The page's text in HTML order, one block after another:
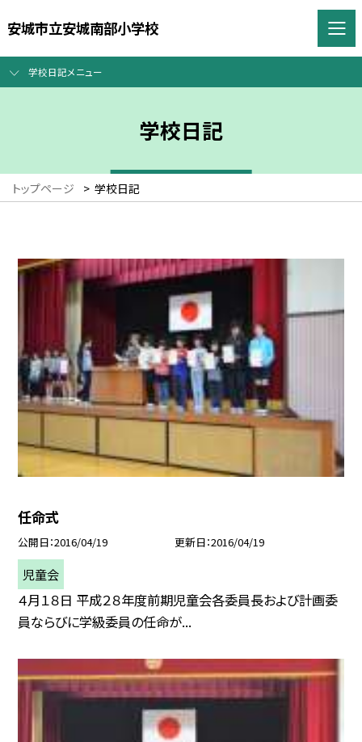
安城市立安城南部小学校
学校日記メニュー
学校日記
トップページ > 学校日記
任命式
公開日 2016/04/19 更新日 2016/04/19
児童会
４月１８日 平成２８年度前期児童会各委員長および計画委
員ならびに学級委員の任命が...